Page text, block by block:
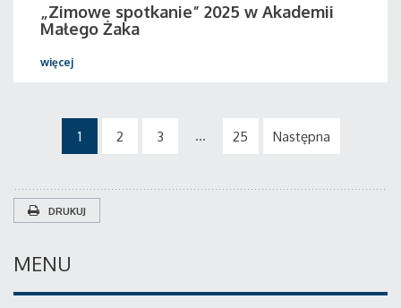
„Zimowe spotkanie” 2025 w Akademii
Małego Żaka
więcej
1 2 3 ... 25 Następna
DRUKUJ
MENU